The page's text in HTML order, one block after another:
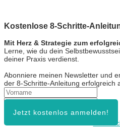
Kostenlose 8-Schritte-
Mit Herz & Strategie zum
Lerne, wie du dein
deiner Praxis verdienst.
Abonniere meinen Newsletter und
der 8-Schritte-Anleitung erfolgreich
Jetzt kostenlos anmelden!